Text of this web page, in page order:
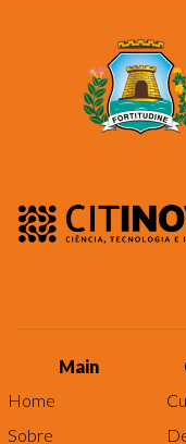
Main
Home
Sobre